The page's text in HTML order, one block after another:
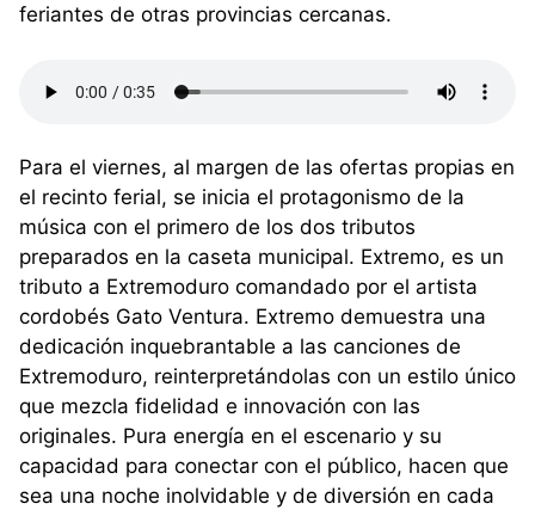
feriantes de otras provincias cercanas.
Para el viernes, al margen de las ofertas propias en
el recinto ferial, se inicia el protagonismo de la
música con el primero de los dos tributos
preparados en la caseta municipal. Extremo, es un
tributo a Extremoduro comandado por el artista
cordobés Gato Ventura. Extremo demuestra una
dedicación inquebrantable a las canciones de
Extremoduro, reinterpretándolas con un estilo único
que mezcla fidelidad e innovación con las
originales. Pura energía en el escenario y su
capacidad para conectar con el público, hacen que
sea una noche inolvidable y de diversión en cada